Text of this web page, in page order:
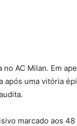
AC Milan. Em
uma vitória
marcado aos